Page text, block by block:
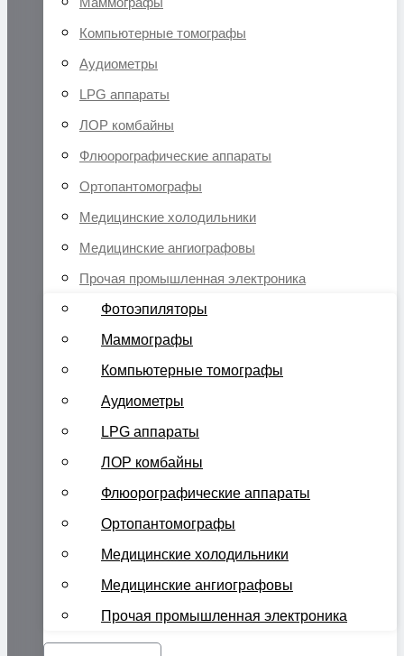
Компьютерные томографы
Аудиометры
LPG аппараты
ЛОР комбайны
Флюорографические аппараты
Ортопантомографы
Медицинские холодильники
Медицинские ангиографовы
Прочая промышленная электроника
Фотоэпиляторы
Маммографы
Компьютерные томографы
Аудиометры
LPG аппараты
ЛОР комбайны
Флюорографические аппараты
Ортопантомографы
Медицинские холодильники
Медицинские ангиографовы
Прочая промышленная электроника